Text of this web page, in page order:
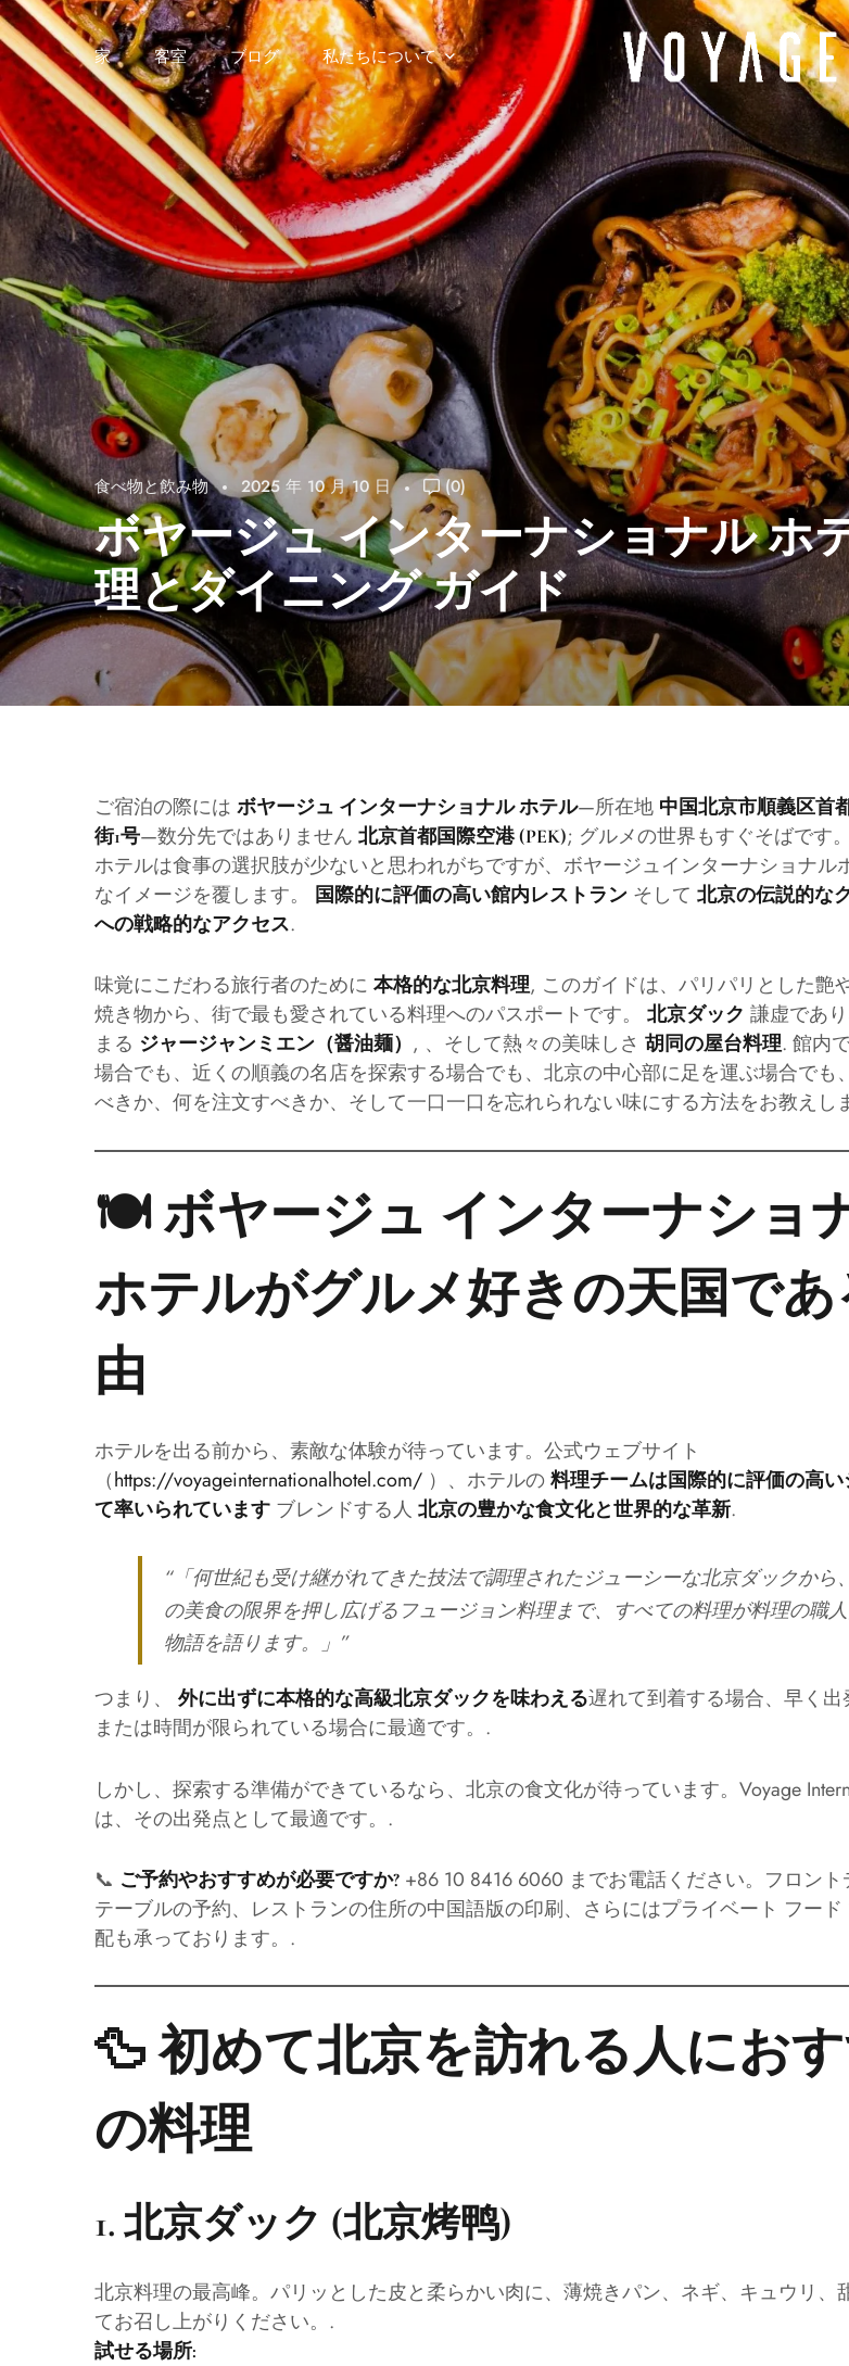
家 客室 ブログ 私たちについて
食べ物と飲み物 2025 年 10 月 10 日 (0)
ボヤージュ インターナショナル ホ
理とダイニング ガイド
ご宿泊の際には ボヤージュ インターナショナル ホテル—所在地 中国北京市順義区首
街1号—数分先ではありません 北京首都国際空港 (PEK); グルメの世界もすぐそばです
ホテルは食事の選択肢が少ないと思われがちですが、ボヤージュインターナショナル
なイメージを覆します。
国際的に評価の高い館内レストラン そして 北京の伝説的な
への戦略的なアクセス.
味覚にこだわる旅行者のために 本格的な北京料理, このガイドは、パリパリとした艶
焼き物から、街で最も愛されている料理へのパスポートです。 北京ダック 謙虚であ
まる ジャージャンミエン（醤油麺） , 、そして熱々の美味しさ 胡同の屋台料理. 館内
場合でも、近くの順義の名店を探索する場合でも、北京の中心部に足を運ぶ場合でも
べきか、何を注文すべきか、そして一口一口を忘れられない味にする方法をお教えし
🍽️ ボヤージュ インターナショ
ホテルがグルメ好きの天国で
由
ホテルを出る前から、素敵な体験が待っています。公式ウェブサイト
（https://voyageinternationalhotel.com/ ）、ホテルの 料理チームは国際的に評価の高い
て率いられています ブレンドする人 北京の豊かな食文化と世界的な革新.
“「何世紀も受け継がれてきた技法で調理されたジューシーな北京ダックから
の美食の限界を押し広げるフュージョン料理まで、すべての料理が料理の職
物語を語ります。」”
つまり、 外に出ずに本格的な高級北京ダックを味わえる遅れて到着する場合、早く出
または時間が限られている場合に最適です。.
しかし、探索する準備ができているなら、北京の食文化が待っています。Voyage
は、その出発点として最適です。.
📞 ご予約やおすすめが必要ですか? +86 10 8416 6060 までお電話ください。フロント
テーブルの予約、レストランの住所の中国語版の印刷、さらにはプライベート フー
配も承っております。.
🦆 初めて北京を訪れる人にお
の料理
1. 北京ダック (北京烤鸭)
北京料理の最高峰。パリッとした皮と柔らかい肉に、薄焼きパン、ネギ、キュウリ、
てお召し上がりください。.
試せる場所: